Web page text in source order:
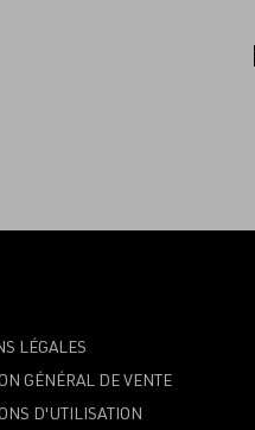
LÉGALES
GÉNÉRAL DE VENTE
D'UTILISATION